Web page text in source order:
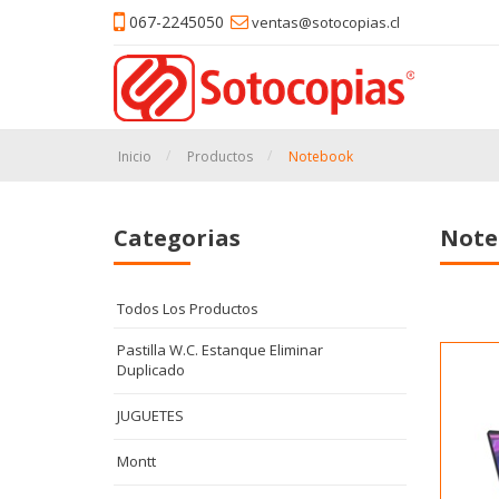
067-2245050 ventas@sotocopias.cl
Inicio Productos Notebook
Categorias
Todos Los Productos
Pastilla W.C. Estanque Eliminar
Duplicado
JUGUETES
Montt